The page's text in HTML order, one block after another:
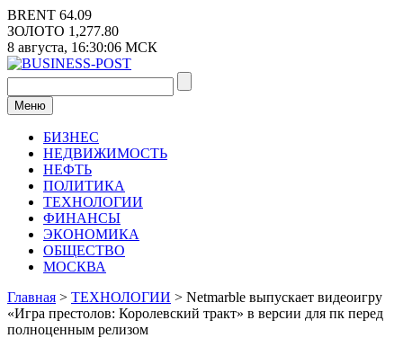
Перейти
к
содержимому
BRENT 64.09
ЗОЛОТО 1,277.80
8 августа, 16:30:07 МСК
Меню
БИЗНЕС
НЕДВИЖИМОСТЬ
НЕФТЬ
ПОЛИТИКА
ТЕХНОЛОГИИ
ФИНАНСЫ
ЭКОНОМИКА
ОБЩЕСТВО
МОСКВА
Главная > ТЕХНОЛОГИИ > Netmarble выпускает видеоигру
«Игра престолов: Королевский тракт» в версии для пк перед
полноценным релизом